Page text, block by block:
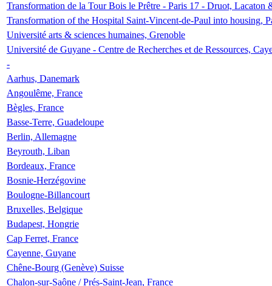
Transformation de la Tour Bois le Prêtre - Paris 17 - Druot, Lacaton
Transformation of the Hospital Saint-Vincent-de-Paul into housing,
Université arts & sciences humaines, Grenoble
Université de Guyane - Centre de Recherches et de Ressources,
-
Aarhus, Danemark
Angoulême, France
Bègles, France
Basse-Terre, Guadeloupe
Berlin, Allemagne
Beyrouth, Liban
Bordeaux, France
Bosnie-Herzégovine
Boulogne-Billancourt
Bruxelles, Belgique
Budapest, Hongrie
Cap Ferret, France
Cayenne, Guyane
Chêne-Bourg (Genève) Suisse
Chalon-sur-Saône / Prés-Saint-Jean, France